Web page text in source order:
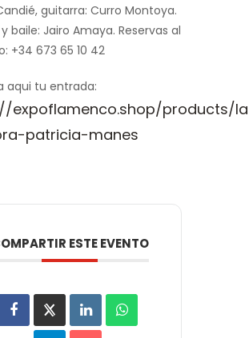
guitarra: Curro Montoya.
baile: Jairo Amaya. Reservas al
+34 673 65 10 42
aqui tu entrada:
expoflamenco.shop/products/
patricia-manes
ESTE EVENTO